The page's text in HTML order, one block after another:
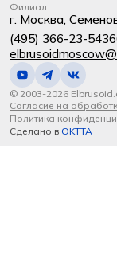
Филиал
г. Москва,
(495) 366-23-54
© 2003-2026
Согласие на
Политика
Сделано в OKTTA